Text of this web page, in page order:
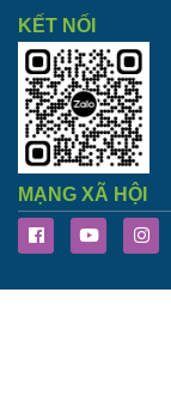
KẾT NỐI
MẠNG XÃ HỘI